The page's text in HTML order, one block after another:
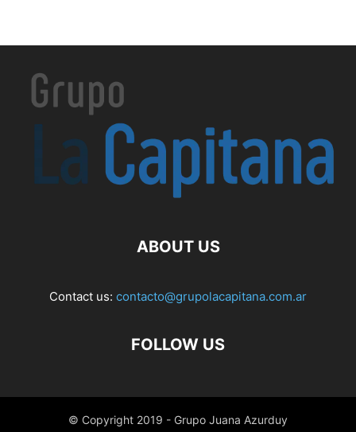
ABOUT US
Contact us: contacto@grupolacapitana.com.ar
FOLLOW US
© Copyright 2019 - Grupo Juana Azurduy